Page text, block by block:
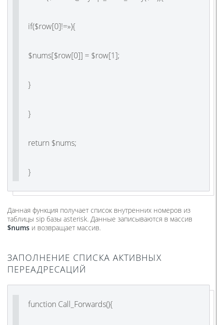
if($row[0]!=»){
$nums[$row[0]] = $row[1];
}
}
return $nums;
}
Данная функция получает список внутренних номеров из
таблицы sip базы asterisk. Данные записываются в массив
$nums и возвращает массив.
ЗАПОЛНЕНИЕ СПИСКА АКТИВНЫХ
ПЕРЕАДРЕСАЦИЙ
function Call_Forwards(){